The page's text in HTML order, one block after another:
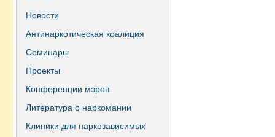
Новости
Антинаркотическая коалиция
Семинары
Проекты
Конференции мэров
Литература о наркомании
Клиники для наркозависимых